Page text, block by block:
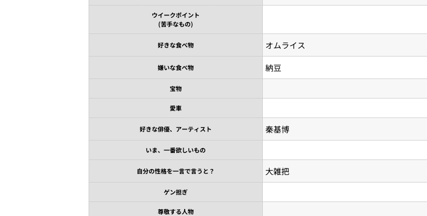
ウイークポイント
(苦手なもの)
好きな食べ物 オムライス
嫌いな食べ物 納豆
宝物
愛車
好きな俳優、アーティスト 秦基博
いま、一番欲しいもの
自分の性格を一言で言うと？ 大雑把
ゲン担ぎ
尊敬する人物